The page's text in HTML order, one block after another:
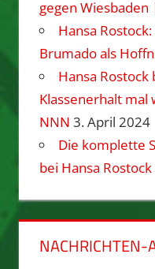
gegen Wiesbaden
Hansa
Brumado als
Hansa
Klassenerhalt
NNN 3. April 2024
Die komplette
bei Hansa Rostock
NACHRICHTEN-